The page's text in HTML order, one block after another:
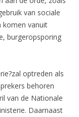
van sociale
komen vanuit
burgeropsporing
optreden als
behoren
van de Nationale
Daarnaast